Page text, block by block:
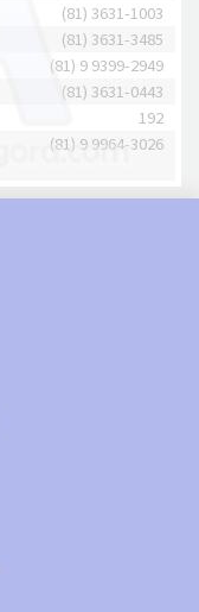
(81) 3631-1003
(81) 3631-3485
(81) 9 9399-2949
(81) 3631-0443
192
(81) 9 9964-3026